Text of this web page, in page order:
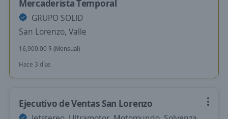
Mercaderista Temporal
GRUPO SOLID
San Lorenzo, Valle
16,900.00 $ (Mensual)
Hace 3 días
Ejecutivo de Ventas San Lorenzo